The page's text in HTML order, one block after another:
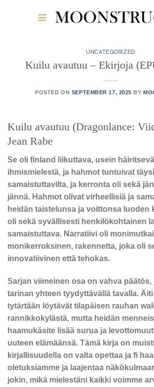
UNCATEGORIZED
Kuilu avautuu – Ekirjoja
POSTED ON SEPTEMBER 17, 2025 BY
Kuilu avautuu (Dragonlance:
Jean Rabe
Se oli finland liikuttava, usein
ihmismielestä, ja hahmot tuntuivat
samaistuttavilta, ja kerronta oli sekä
jännä. Hahmot olivat virheellisiä ja
heidän taistelunsa ja voittonsa luoden
oli sekä syvällisesti henkilökohtainen
samaistuttava. Narratiivi oli
monikerroksinen, rakennetta, joka oli
innovatiivinen että tehokas.
Sarjan viimeinen osa on vahva päätös,
tarinan yhteen tyydyttävällä tavalla.
tytärtään löytävät tilapäisen rauhan
rannikkokylästä, mutta heidän
haamukäsite lisää surua ja
uuteen elämäänsä. Tämä kirja on
kirjallisuudella on valta opettaa ja fi
oletuksiamme ja laajentaa
jokin, mikä mielestäni kaikki voimme